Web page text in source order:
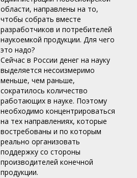
области, направлены на то,
чтобы собрать вместе
разработчиков и потребителей
наукоемкой продукции. Для чего
это надо?
Сейчас в России денег на науку
выделяется несоизмеримо
меньше, чем раньше,
сократилось количество
работающих в науке. Поэтому
необходимо концентрироваться
на тех направлениях, которые
востребованы и по которым
реально организовать
поддержку со стороны
производителей конечной
продукции.